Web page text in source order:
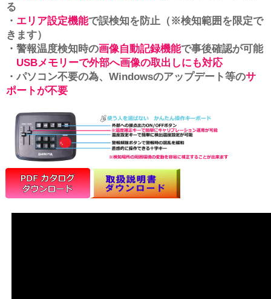
る
・ エリア設定機能で誤検知を防止（※検知範囲を限定で
きます）
・警報温度検知時の画像自動記録機能で事後確認が可能
USBメモリーで外部へ画像の取出しにも対応
・パソコン不要の為、Windowsのアップデート等のサ
ポートが不要